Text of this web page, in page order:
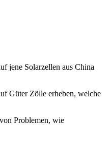
jene Solarzellen aus China
Güter Zölle erheben, welche
Problemen, wie